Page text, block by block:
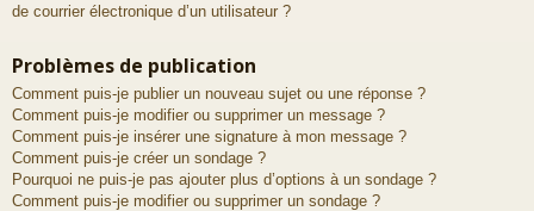
de courrier électronique d’un utilisateur ?
Problèmes de publication
Comment puis-je publier un nouveau sujet ou une réponse ?
Comment puis-je modifier ou supprimer un message ?
Comment puis-je insérer une signature à mon message ?
Comment puis-je créer un sondage ?
Pourquoi ne puis-je pas ajouter plus d’options à un sondage ?
Comment puis-je modifier ou supprimer un sondage ?